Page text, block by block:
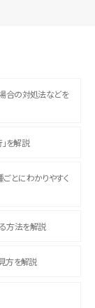
合の対処法などを
を解説
とにわかりやすく
方法を解説
方を解説